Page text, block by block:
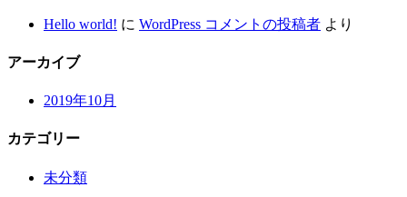
Hello world! に WordPress コメントの投稿者 より
アーカイブ
2019年10月
カテゴリー
未分類